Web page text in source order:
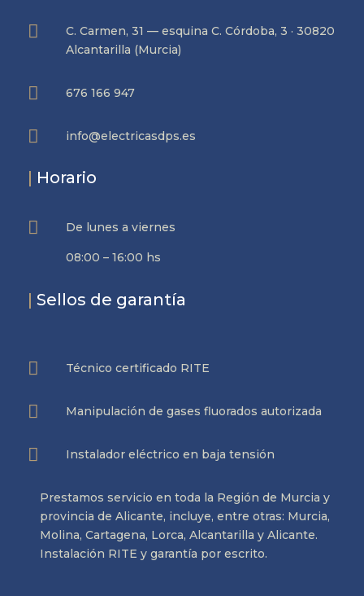

C. Carmen, 31 — esquina C. Córdoba, 3 · 30820
Alcantarilla (Murcia)
 676 166 947
 info@electricasdps.es
| Horario
 De lunes a viernes
08:00 – 16:00 hs
| Sellos de garantía
 Técnico certificado RITE
 Manipulación de gases fluorados autorizada
 Instalador eléctrico en baja tensión
Prestamos servicio en toda la Región de Murcia y
provincia de Alicante, incluye, entre otras: Murcia,
Molina, Cartagena, Lorca, Alcantarilla y Alicante.
Instalación RITE y garantía por escrito.